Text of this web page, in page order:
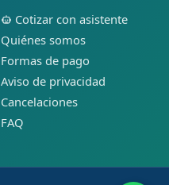
Cotizar con asistente
Quiénes somos
Formas de pago
Aviso de privacidad
Cancelaciones
FAQ